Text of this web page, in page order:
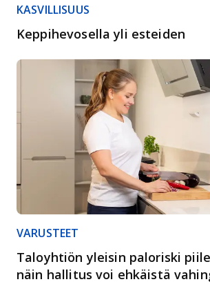
KASVILLISUUS
Keppihevosella yli esteiden
VARUSTEET
Taloyhtiön yleisin paloriski
näin hallitus voi ehkäistä